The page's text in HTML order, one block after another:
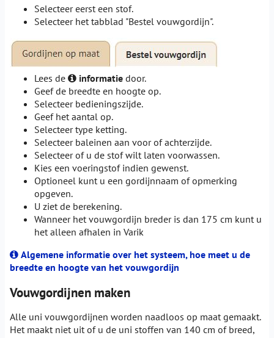
Selecteer eerst een stof.
Selecteer het tabblad "Bestel vouwgordijn".
Lees de informatie door.
Geef de breedte en hoogte op.
Selecteer bedieningszijde.
Geef het aantal op.
Selecteer type ketting.
Selecteer baleinen aan voor of achterzijde.
Selecteer of u de stof wilt laten voorwassen.
Kies een voeringstof indien gewenst.
Optioneel kunt u een gordijnnaam of opmerking
opgeven.
U ziet de berekening.
Wanneer het vouwgordijn breder is dan 175 cm kunt u
het alleen afhalen in Varik
Algemene informatie over het systeem, hoe meet u de
breedte en hoogte van het vouwgordijn
Vouwgordijnen maken
Alle uni vouwgordijnen worden naadloos op maat gemaakt.
Het maakt niet uit of u de uni stoffen van 140 cm of breed,